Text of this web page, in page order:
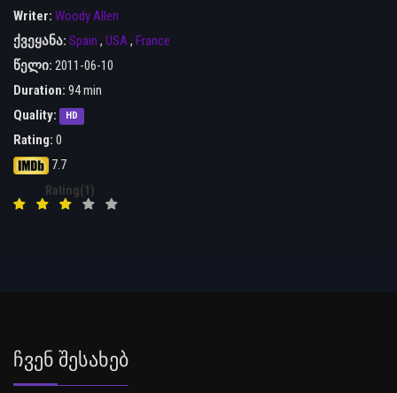
Writer: Woody Allen
ქვეყანა: Spain , USA, France
წელი: 2011-06-10
Duration: 94 min
Quality:
HD
Rating: 0
7.7
Rating(1)
Ჩვენ Შესახებ